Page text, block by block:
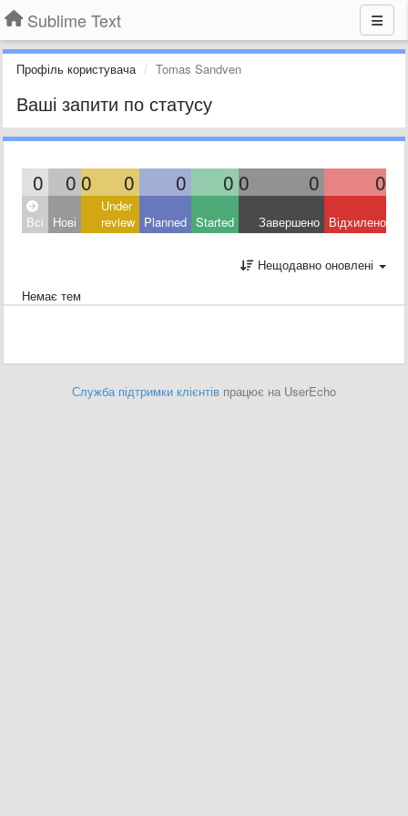
Sublime Text
Профіль користувача Tomas Sandven
Ваші запити по статусу
0 0 0 0 0 0 0 0 0
Всі Нові
Under
review Planned Started Завершено Відхилено
Нещодавно оновлені
Немає тем
Служба підтримки клієнтів працює на UserEcho